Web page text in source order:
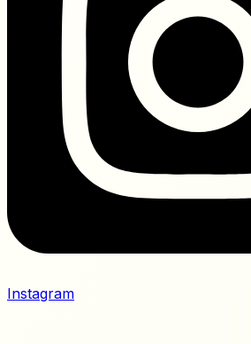
Instagram